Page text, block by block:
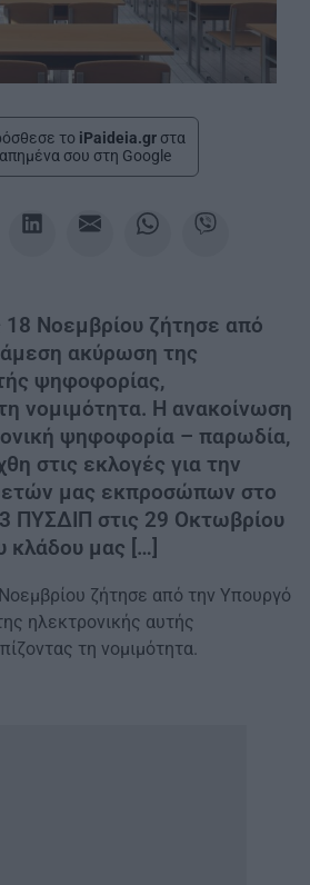
το iPaideia.gr στα
σου στη Google
Νοεμβρίου ζήτησε από
ακύρωση της
ψηφοφορίας,
νομιμότητα. Η ανακοίνωση
ψηφοφορία – παρωδία,
στις εκλογές για την
μας εκπροσώπων στο
ΠΥΣΔΙΠ στις 29 Οκτωβρίου
κλάδου μας […]
ζήτησε από την Υπουργό
ηλεκτρονικής αυτής
τη νομιμότητα.